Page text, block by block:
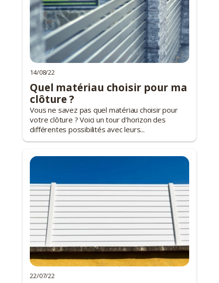
14/08/22
Quel matériau choisir pour ma
clôture ?
Vous ne savez pas quel matériau choisir pour
votre clôture ? Voici un tour d'horizon des
différentes possibilités avec leurs...
22/07/22